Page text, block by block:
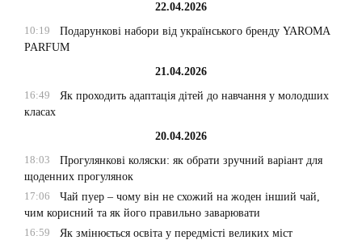
22.04.2026
10:19
Подарункові набори від українського бренду YAROMA
PARFUM
21.04.2026
16:49
Як проходить адаптація дітей до навчання у молодших
класах
20.04.2026
18:03
Прогулянкові коляски: як обрати зручний варіант для
щоденних прогулянок
17:06
Чай пуер – чому він не схожий на жоден інший чай,
чим корисний та як його правильно заварювати
16:59
Як змінюється освіта у передмісті великих міст